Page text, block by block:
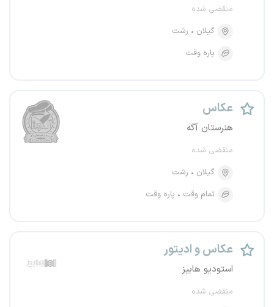
منقضی شده
گیلان
رشت
پاره وقت
عکاس
هنرستان آگه
منقضی شده
گیلان
رشت
تمام وقت
پاره وقت
عکاس و ادیتور
استودیو هابیز
منقضی شده